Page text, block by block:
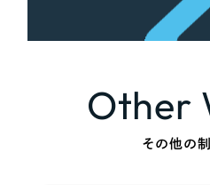
Other
その他の